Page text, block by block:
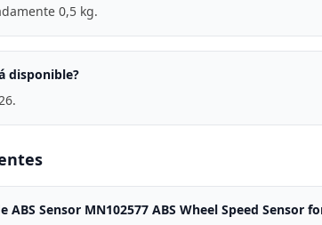
0,5 kg.
disponible?
ABS Sensor MN102577 ABS Wheel Speed Sensor